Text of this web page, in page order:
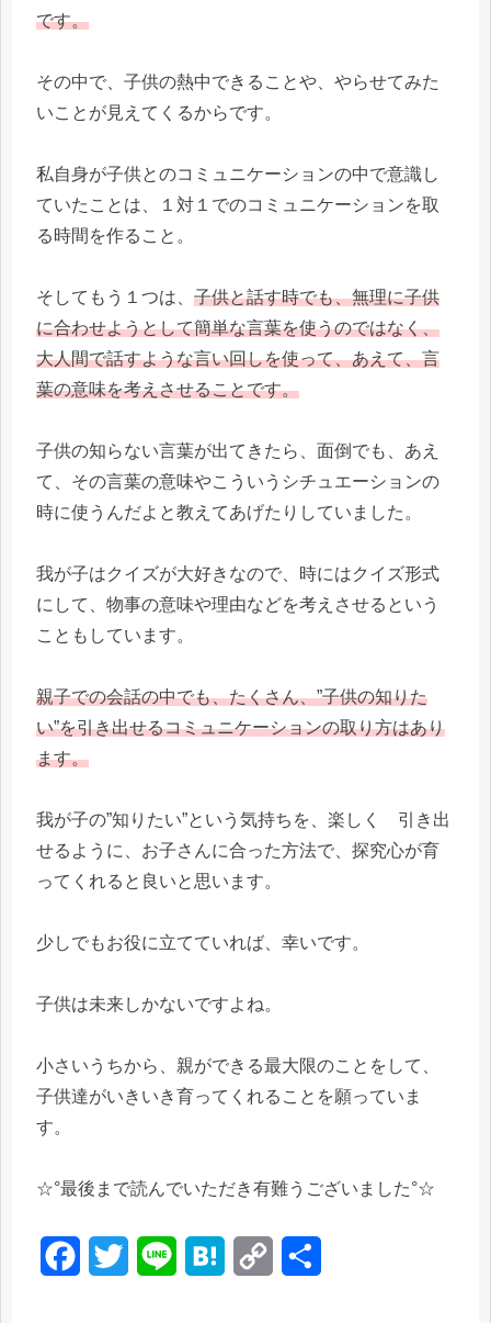
です。
その中で、子供の熱中できることや、やらせてみた
いことが見えてくるからです。
私自身が子供とのコミュニケーションの中で意識し
ていたことは、１対１でのコミュニケーションを取
る時間を作ること。
そしてもう１つは、 子供と話す時でも、無理に子供
に合わせようとして簡単な言葉を使うのではなく、
大人間で話すような言い回しを使って、あえて、言
葉の意味を考えさせることです。
子供の知らない言葉が出てきたら、面倒でも、あえ
て、その言葉の意味やこういうシチュエーションの
時に使うんだよと教えてあげたりしていました。
我が子はクイズが大好きなので、時にはクイズ形式
にして、物事の意味や理由などを考えさせるという
こともしています。
親子での会話の中でも、たくさん、”子供の知りた
い”を引き出せるコミュニケーションの取り方はあり
ます。
我が子の”知りたい”という気持ちを、楽しく 引き出
せるように、お子さんに合った方法で、探究心が育
ってくれると良いと思います。
少しでもお役に立てていれば、幸いです。
子供は未来しかないですよね。
小さいうちから、親ができる最大限のことをして、
子供達がいきいき育ってくれることを願っていま
す。
☆°最後まで読んでいただき有難うございました°☆